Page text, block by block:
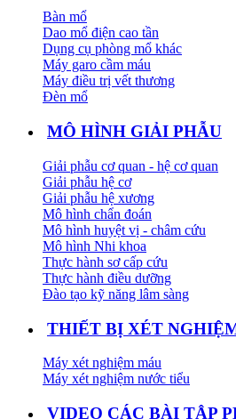
Bàn mổ
Dao mổ điện cao tần
Dụng cụ phòng mổ khác
Máy garo cầm máu
Máy điều trị vết thương
Đèn mổ
MÔ HÌNH GIẢI PHẪU
Giải phẫu cơ quan - hệ cơ quan
Giải phẫu hệ cơ
Giải phẫu hệ xương
Mô hình chẩn đoán
Mô hình huyệt vị - châm cứu
Mô hình Nhi khoa
Thực hành sơ cấp cứu
Thực hành điều dưỡng
Đào tạo kỹ năng lâm sàng
THIẾT BỊ XÉT
Máy xét nghiệm máu
Máy xét nghiệm nước tiểu
VIDEO CÁC BÀI TẬP